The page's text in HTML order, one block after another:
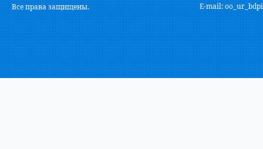
Все права защищены.
E-mail: